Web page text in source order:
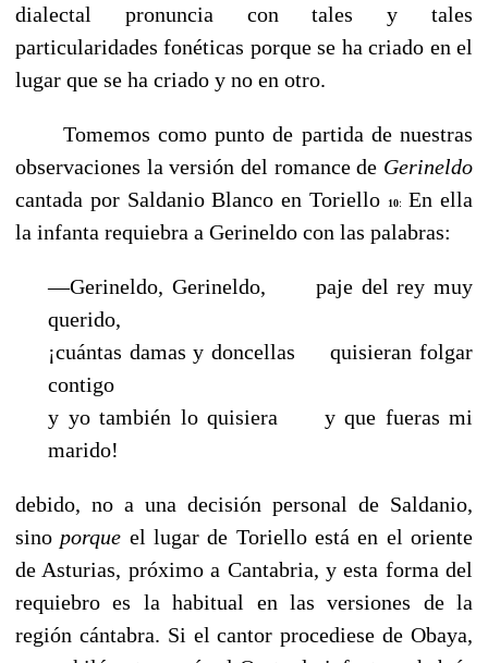
dialectal pronuncia con tales y tales
particularidades fonéticas porque se ha criado en el
lugar que se ha criado y no en otro.
Tomemos como punto de partida de nuestras
observaciones la versión del romance de Gerineldo
cantada por Saldanio Blanco en Toriello
10:
En ella
la infanta requiebra a Gerineldo con las palabras:
—Gerineldo, Gerineldo, paje del rey muy
querido,
¡cuántas damas y doncellas quisieran folgar
contigo
y yo también lo quisiera y que fueras mi
marido!
debido, no a una decisión personal de Saldanio,
sino porque el lugar de Toriello está en el oriente
de Asturias, próximo a Cantabria, y esta forma del
requiebro es la habitual en las versiones de la
región cántabra. Si el cantor procediese de Obaya,